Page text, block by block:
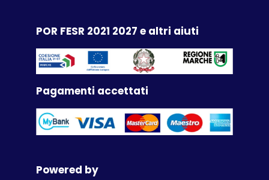
POR FESR 2021 2027 e altri aiuti
Pagamenti accettati
Powered by